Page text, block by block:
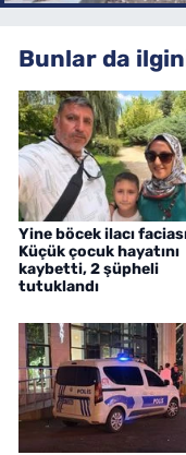
Bunlar da
Yine böcek ilacı
Küçük çocuk hayatını
kaybetti, 2 şüpheli
tutuklandı